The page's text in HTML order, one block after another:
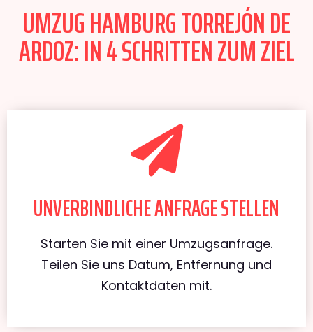
UMZUG HAMBURG TORREJÓN DE
ARDOZ: IN 4 SCHRITTEN ZUM ZIEL
UNVERBINDLICHE ANFRAGE STELLEN
Starten Sie mit einer Umzugsanfrage.
Teilen Sie uns Datum, Entfernung und
Kontaktdaten mit.